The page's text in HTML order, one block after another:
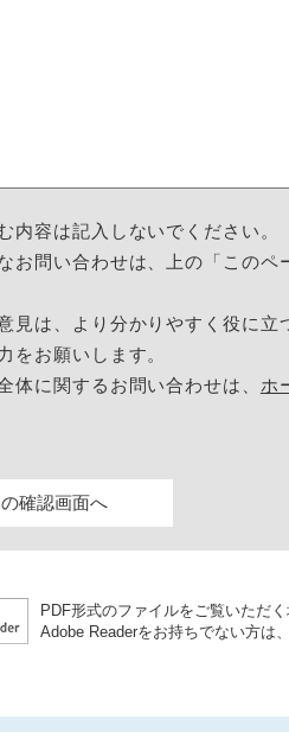
内容は記入しないでください。
お問い合わせは、上の「このペ
見は、より分かりやすく役に立
をお願いします。
体に関するお問い合わせは、 ホ
PDF形式のファイルをご覧いただ
Adobe Readerをお持ちでない方は